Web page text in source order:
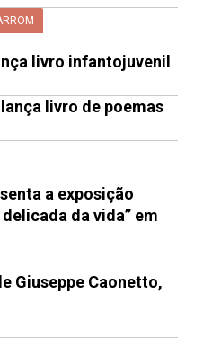
livro infantojuvenil
livro de poemas
a exposição
da vida” em
Giuseppe Caonetto,